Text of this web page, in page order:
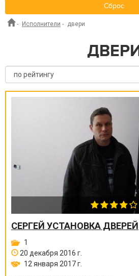
Сброс
- Исполнители - двери
ДВЕРИ
СЕРГЕЙ УСТАНОВКА ДВЕРЕЙ
1
20 декабря 2016 г.
12 января 2017 г.